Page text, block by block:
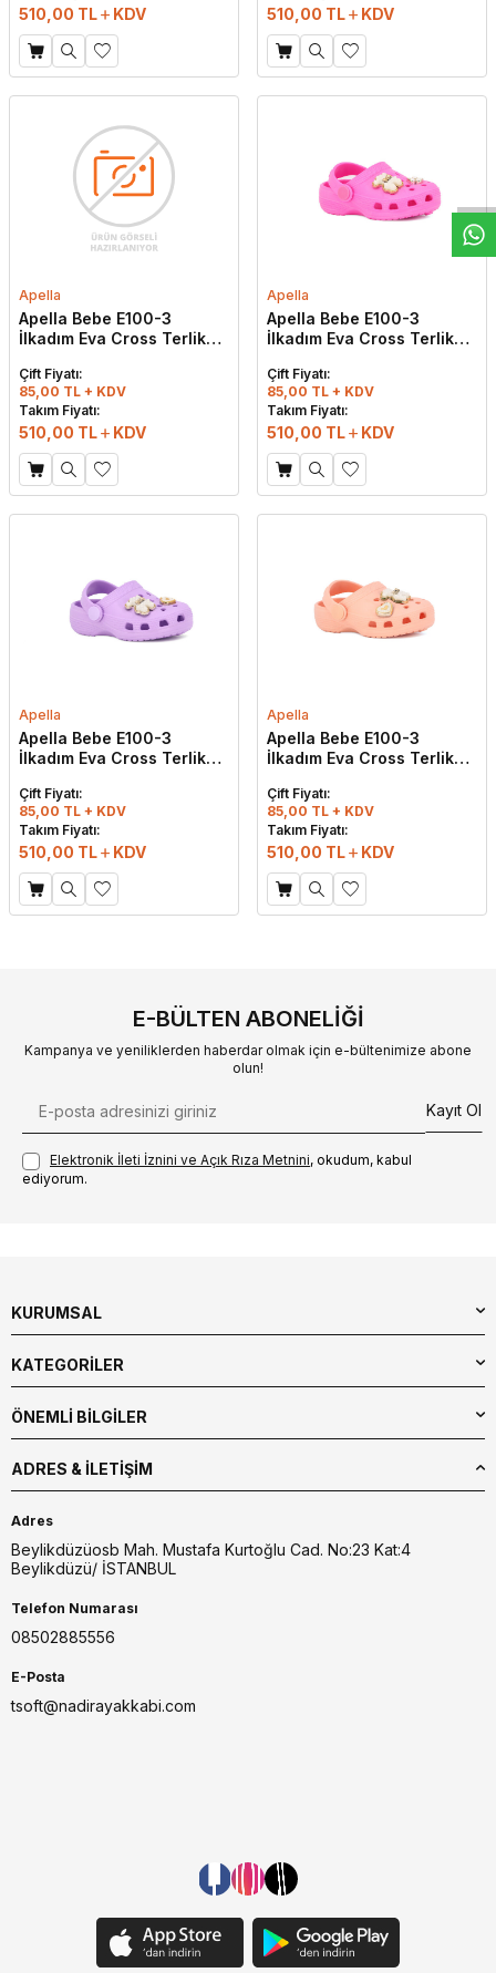
510,00 TL KDV 510,00 TL KDV
Apella
Apella Bebe E100-3
İlkadım Eva Cross Terlik
Çift Fiyatı:
85,00 TL + KDV
Takım Fiyatı:
510,00 TL KDV
Apella
Apella Bebe E100-3
İlkadım Eva Cross Terlik
Çift Fiyatı:
85,00 TL + KDV
Takım Fiyatı:
510,00 TL KDV
Apella
Apella Bebe E100-3
İlkadım Eva Cross Terlik
Çift Fiyatı:
85,00 TL + KDV
Takım Fiyatı:
510,00 TL KDV
Apella
Apella Bebe E100-3
İlkadım Eva Cross Terlik
Çift Fiyatı:
85,00 TL + KDV
Takım Fiyatı:
510,00 TL KDV
E-BÜLTEN ABONELIĞI
Kampanya ve yeniliklerden haberdar olmak için e-bültenimize abone
olun!
Kayıt Ol
Elektronik İleti İzni‌ni ve Açık Rıza Metni‌ni, okudum, kabul
ediyorum.
KURUMSAL
KATEGORİLER
ÖNEMLİ BİLGİLER
ADRES & İLETIŞIM
Adres
Beylikdüzüosb Mah. Mustafa Kurtoğlu Cad. No:23 Kat:4
Beylikdüzü/ İSTANBUL
Telefon Numarası
08502885556
E-Posta
tsoft@nadirayakkabi.com